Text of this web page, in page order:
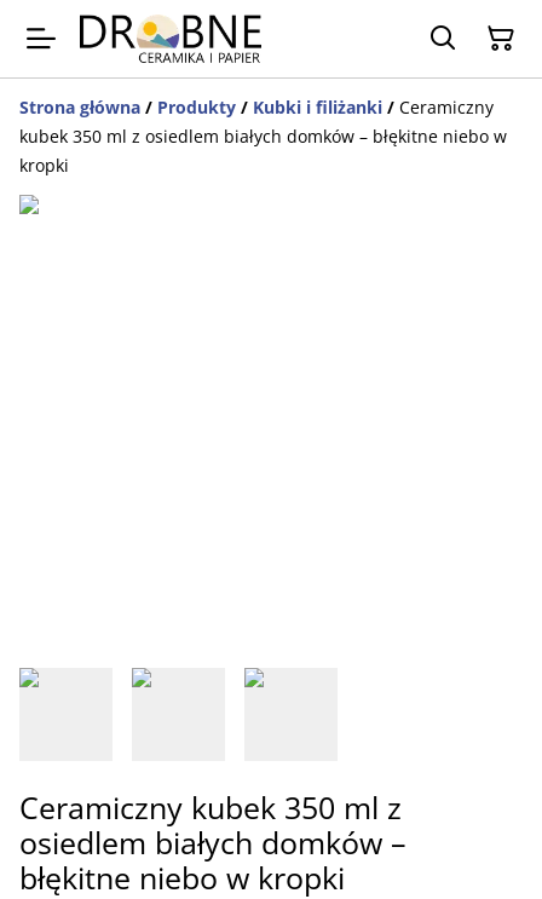
Strona główna / Produkty / Kubki i filiżanki / Ceramiczny
kubek 350 ml z osiedlem białych domków – błękitne niebo w
kropki
Ceramiczny kubek 350 ml z
osiedlem białych domków –
błękitne niebo w kropki